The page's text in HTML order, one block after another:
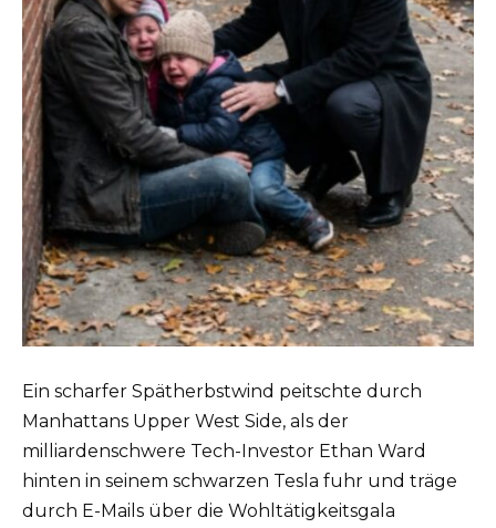
Ein scharfer Spätherbstwind peitschte durch
Manhattans Upper West Side, als der
milliardenschwere Tech-Investor Ethan Ward
hinten in seinem schwarzen Tesla fuhr und träge
durch E-Mails über die Wohltätigkeitsgala